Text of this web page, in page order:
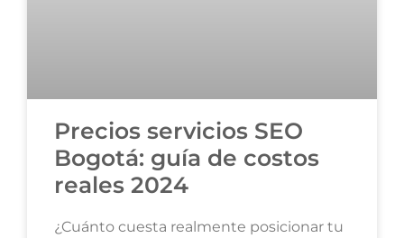
Precios servicios SEO
Bogotá: guía de costos
reales 2024
¿Cuánto cuesta realmente posicionar tu